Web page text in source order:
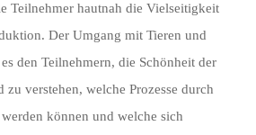
Teilnehmer hautnah die Vielseitigkeit
Der Umgang mit Tieren und
den Teilnehmern, die Schönheit der
zu verstehen, welche Prozesse durch
können und welche sich